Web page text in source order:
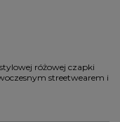
różowej czapki
streetwearem i